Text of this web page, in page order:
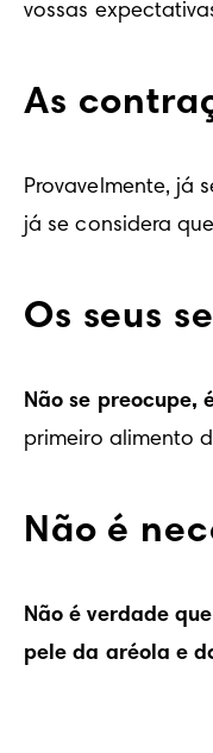
vossas
As
Provavelmente, já
já se considera
Os seus
Não se preocupe,
primeiro alimento
Não é
Não é verdade
pele da aréola e